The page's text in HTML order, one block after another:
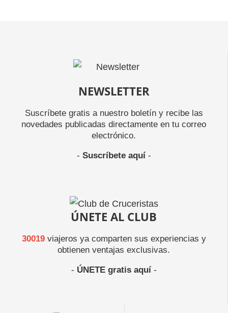
NEWSLETTER
Suscríbete gratis a nuestro boletín y recibe las
novedades publicadas directamente en tu correo
electrónico.
- Suscríbete aquí-
ÚNETE AL CLUB
30019viajeros ya comparten sus experiencias y
obtienen ventajas exclusivas.
- ÚNETE gratis aquí-